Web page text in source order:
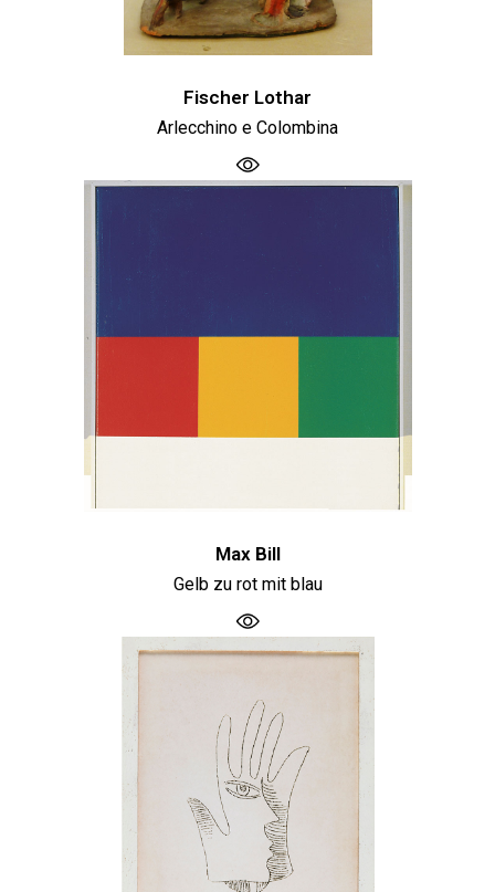
Fischer Lothar
Arlecchino e Colombina
Max Bill
Gelb zu rot mit blau